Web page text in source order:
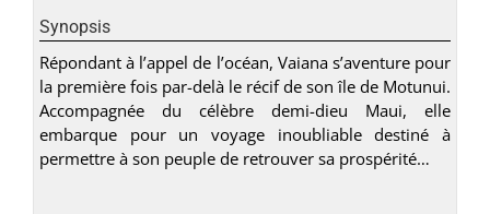
Synopsis
Répondant à l’appel de l’océan, Vaiana s’aventure pour
la première fois par-delà le récif de son île de Motunui.
Accompagnée du célèbre demi-dieu Maui, elle
embarque pour un voyage inoubliable destiné à
permettre à son peuple de retrouver sa prospérité…